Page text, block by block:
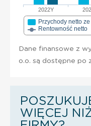
2022Y
Przychody netto
Rentowność netto
Dane finansowe z
o.o. są dostępne po
WIĘCEJ